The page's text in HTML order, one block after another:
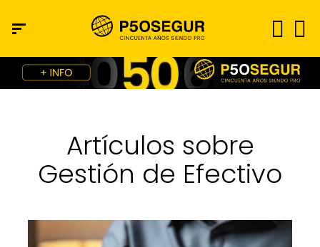
Artículos sobre
Gestión de Efectivo